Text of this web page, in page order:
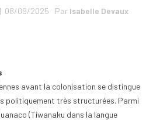
08/09/2025 Par Isabelle Devaux
avant la colonisation se distingue
politiquement très structurées. Parmi
(Tiwanaku dans la langue